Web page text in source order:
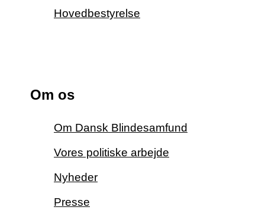
Hovedbestyrelse
Om os
Om Dansk Blindesamfund
Vores politiske arbejde
Nyheder
Presse